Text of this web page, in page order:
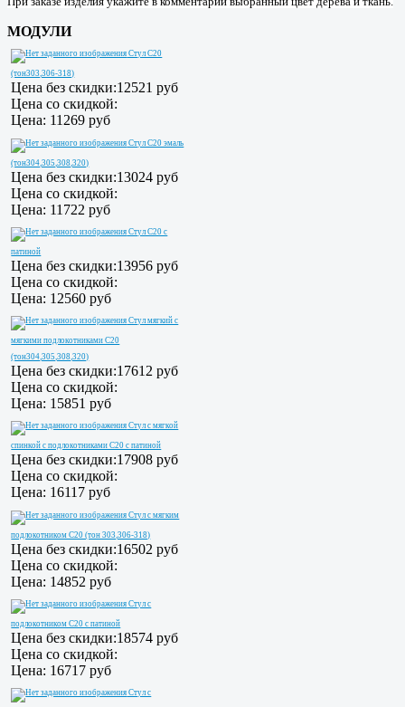
МОДУЛИ
Стул С20
(тон303,306-318)
Цена без скидки:12521 руб
Цена со скидкой:
Цена: 11269 руб
Стул С20 эмаль
(тон304,305,308,320)
Цена без скидки:13024 руб
Цена со скидкой:
Цена: 11722 руб
Стул С20 с
патиной
Цена без скидки:13956 руб
Цена со скидкой:
Цена: 12560 руб
Стул мягкий с
мягкими подлокотниками С20
(тон304,305,308,320)
Цена без скидки:17612 руб
Цена со скидкой:
Цена: 15851 руб
Стул с мягкой
спинкой с подлокотниками С20 с патиной
Цена без скидки:17908 руб
Цена со скидкой:
Цена: 16117 руб
Стул с мягким
подлокотником С20 (тон 303,306-318)
Цена без скидки:16502 руб
Цена со скидкой:
Цена: 14852 руб
Стул с
подлокотником С20 с патиной
Цена без скидки:18574 руб
Цена со скидкой:
Цена: 16717 руб
Стул с